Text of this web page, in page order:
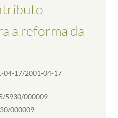
a reforma da
04-17/2001-04-17
5930/000009
000009